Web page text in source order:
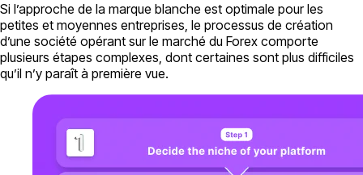
Si l’approche de la marque blanche est optimale pour les
petites et moyennes entreprises, le processus de création
d’une société opérant sur le marché du Forex comporte
plusieurs étapes complexes, dont certaines sont plus difficiles
qu’il n’y paraît à première vue.